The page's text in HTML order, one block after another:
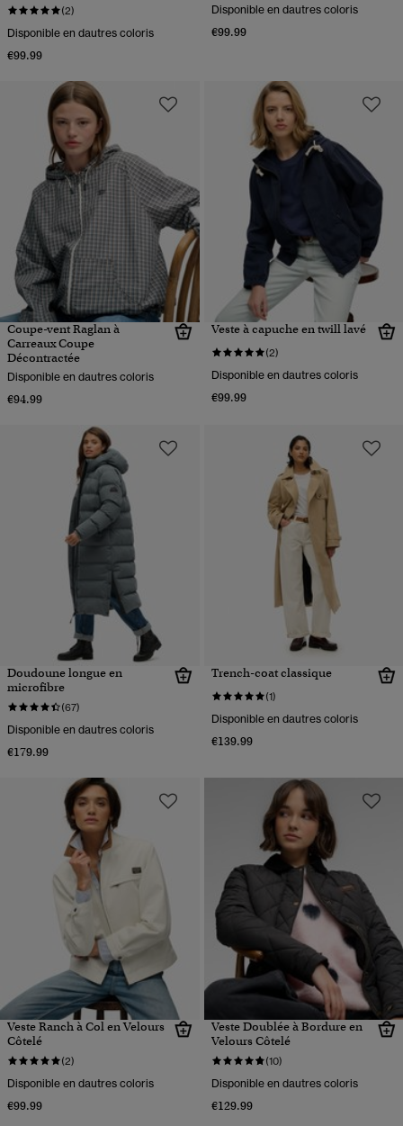
(2)
Disponible en dautres coloris
€99.99
Disponible en dautres coloris
€99.99
Coupe-vent Raglan à
Carreaux Coupe
Décontractée
Disponible en dautres coloris
€94.99
Veste à capuche en twill lavé
(2)
Disponible en dautres coloris
€99.99
Doudoune longue en
microfibre
(67)
Disponible en dautres coloris
€179.99
Trench-coat classique
(1)
Disponible en dautres coloris
€139.99
Veste Ranch à Col en Velours
Côtelé
(2)
Disponible en dautres coloris
€99.99
Veste Doublée à Bordure en
Velours Côtelé
(10)
Disponible en dautres coloris
€129.99